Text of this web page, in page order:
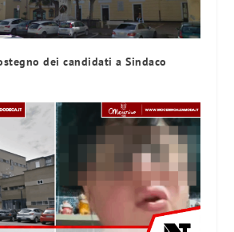
dei candidati a Sindaco